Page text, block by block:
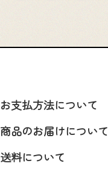
お支払方法について
商品のお届けについて
送料について